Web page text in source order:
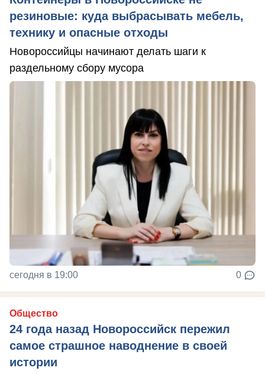
резиновые: куда выбрасывать мебель,
технику и опасные отходы
Новороссийцы начинают делать шаги к
раздельному сбору мусора
сегодня в 19:00 0
Общество
24 года назад Новороссийск пережил
самое страшное наводнение в своей
истории